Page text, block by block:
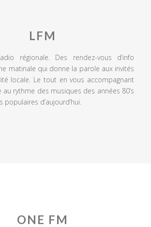
LFM
régionale. Des rendez-vous d’info
matinale qui donne la parole aux invités
locale. Le tout en vous accompagnant
rythme des musiques des années 80’s
d’aujourd’hui.
ONE FM